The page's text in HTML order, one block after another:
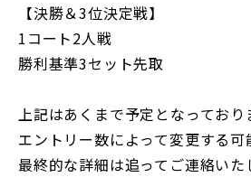
【決勝＆3位決定戦】
1コート2人戦
勝利基準3セット先取
上記はあくまで予定となっており
エントリー数によって変更する可
最終的な詳細は追ってご連絡いた